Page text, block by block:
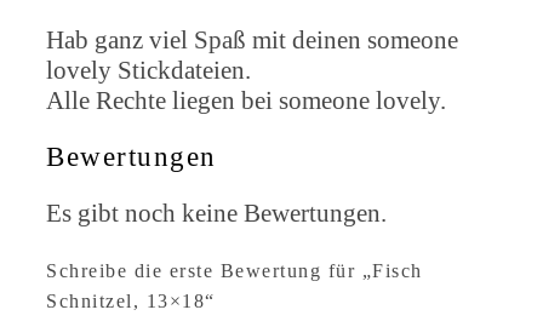
Hab ganz viel Spaß mit deinen someone
lovely Stickdateien.
Alle Rechte liegen bei someone lovely.
Bewertungen
Es gibt noch keine Bewertungen.
Schreibe die erste Bewertung für „Fisch
Schnitzel, 13×18“